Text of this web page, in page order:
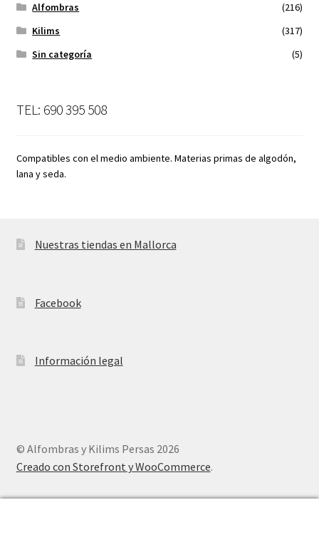
Alfombras
(216)
Kilims
(317)
Sin categoría
(5)
TEL: 690 395 508
Compatibles con el medio ambiente. Materias primas de algodón,
lana y seda.
Nuestras tiendas en Mallorca
Facebook
Información legal
© Alfombras y Kilims Persas 2026
Creado con Storefront y WooCommerce.